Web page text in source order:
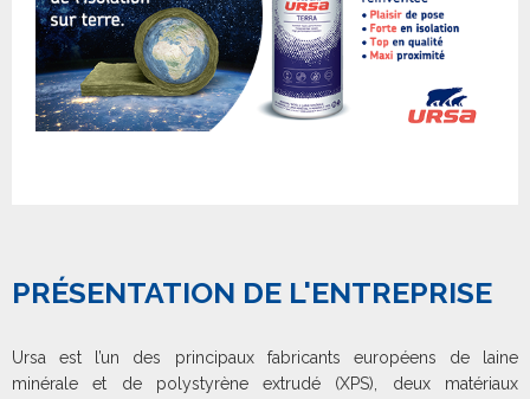
PRÉSENTATION DE L'ENTREPRISE
Ursa est l’un des principaux fabricants européens de laine
minérale et de polystyrène extrudé (XPS), deux matériaux